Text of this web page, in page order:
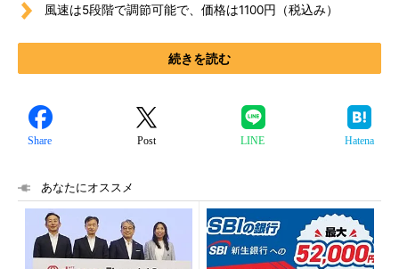
風速は5段階で調節可能で、価格は1100円（税込み）
続きを読む
Share Post LINE Hatena
あなたにオススメ